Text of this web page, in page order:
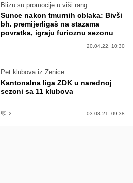
Blizu su promocije u viši rang
Sunce nakon tmurnih oblaka: Bivši
bh. premijerligaš na stazama
povratka, igraju furioznu sezonu
20.04.22. 10:30
Pet klubova iz Zenice
Kantonalna liga ZDK u narednoj
sezoni sa 11 klubova
2 03.08.21. 09:38